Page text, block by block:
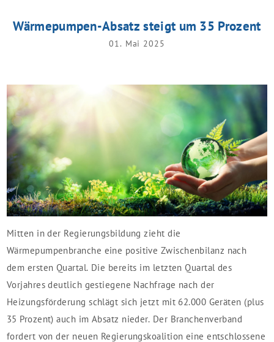
Wärmepumpen-Absatz steigt um 35 Prozent
01. Mai 2025
Mitten in der Regierungsbildung zieht die
Wärmepumpenbranche eine positive Zwischenbilanz nach
dem ersten Quartal. Die bereits im letzten Quartal des
Vorjahres deutlich gestiegene Nachfrage nach der
Heizungsförderung schlägt sich jetzt mit 62.000 Geräten (plus
35 Prozent) auch im Absatz nieder. Der Branchenverband
fordert von der neuen Regierungskoalition eine entschlossene